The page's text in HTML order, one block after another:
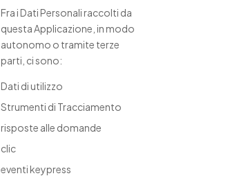
Fra i Dati Personali raccolti da
questa Applicazione, in modo
autonomo o tramite terze
parti, ci sono:
Dati di utilizzo
Strumenti di Tracciamento
risposte alle domande
clic
eventi keypress